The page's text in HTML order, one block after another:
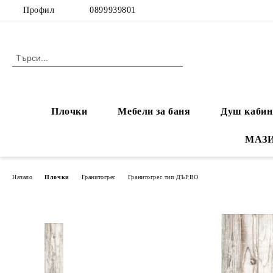
Профил 0899939801
Плочки Мебели за баня Душ
Начало Плочки Гранитогрес Гранитогрес тип ДЪРВО